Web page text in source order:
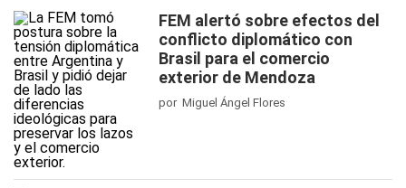
FEM alertó sobre efectos del
conflicto diplomático con
Brasil para el comercio
exterior de Mendoza
por Miguel Ángel Flores